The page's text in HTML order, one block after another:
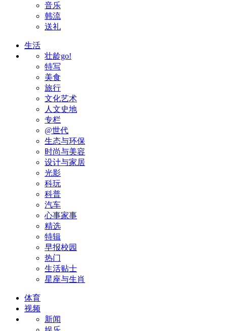
音乐
韩流
送礼
生活
壮龄go!
特写
美食
旅行
文化艺术
人文史地
专栏
@世代
生态与环保
时尚与美容
设计与家居
光影
科玩
科普
汽车
心事家事
精选
特辑
早报校园
热门
生活贴士
星座与生肖
体育
视频
新闻